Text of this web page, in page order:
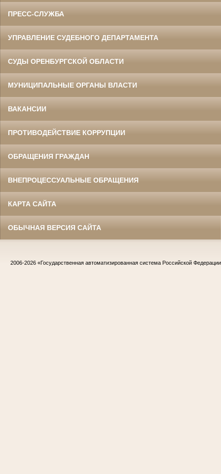
ПРЕСС-СЛУЖБА
УПРАВЛЕНИЕ СУДЕБНОГО ДЕПАРТАМЕНТА
СУДЫ ОРЕНБУРГСКОЙ ОБЛАСТИ
МУНИЦИПАЛЬНЫЕ ОРГАНЫ ВЛАСТИ
ВАКАНСИИ
ПРОТИВОДЕЙСТВИЕ КОРРУПЦИИ
ОБРАЩЕНИЯ ГРАЖДАН
ВНЕПРОЦЕССУАЛЬНЫЕ ОБРАЩЕНИЯ
КАРТА САЙТА
ОБЫЧНАЯ ВЕРСИЯ САЙТА
2006-2026 «Государственная автоматизированная система Российской